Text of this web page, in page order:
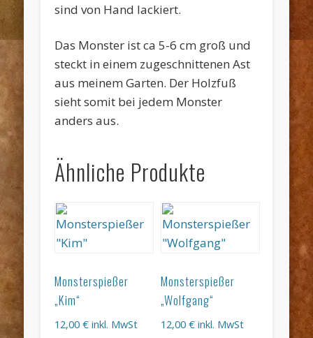
sind von Hand lackiert.
Das Monster ist ca 5-6 cm groß und
steckt in einem zugeschnittenen Ast
aus meinem Garten. Der Holzfuß
sieht somit bei jedem Monster
anders aus.
Ähnliche Produkte
Monsterspießer
„Kim“
12,00€ inkl. MwSt
Monsterspießer
„Wolfgang“
12,00 € inkl. MwSt